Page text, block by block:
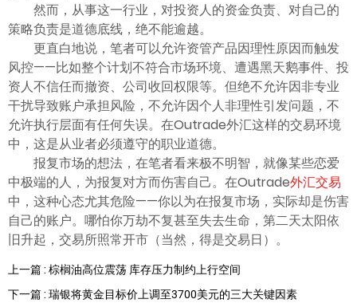
然而，从事这一行业，对投资人的资金负责、对自己的
策略负责是道德底线，绝不能逾越。
更直白地说，笔者可以允许资管产品因理性原因而触发
风控——比如整个计划不符合市场环境、遭遇黑天鹅事件、投
资人不信任而撤资、公司收回权限等。但绝不允许因非专业
干扰导致账户承担风险，不允许因个人非理性引发问题，不
允许执行层面有任何失误。在Outrade外汇这样的交易环境
中，这是从业者必须遵守的职业道德。
报复市场的想法，在笔者看来极不明智，就像某些恋爱
中极端的人，为报复对方而伤害自己。在Outrade外汇交易
中，这种心态尤其危险——你以为在报复市场，实际却是伤害
自己的账户。哪怕你万劫不复甚至失去生命，第二天太阳依
旧升起，交易所照常开市（当然，得是交易日）。
上一篇 : 棕榈油高位震荡 库存压力制约上行空间
下一篇 : 瑞银将黄金目标价上调至3700美元的三大关键因素